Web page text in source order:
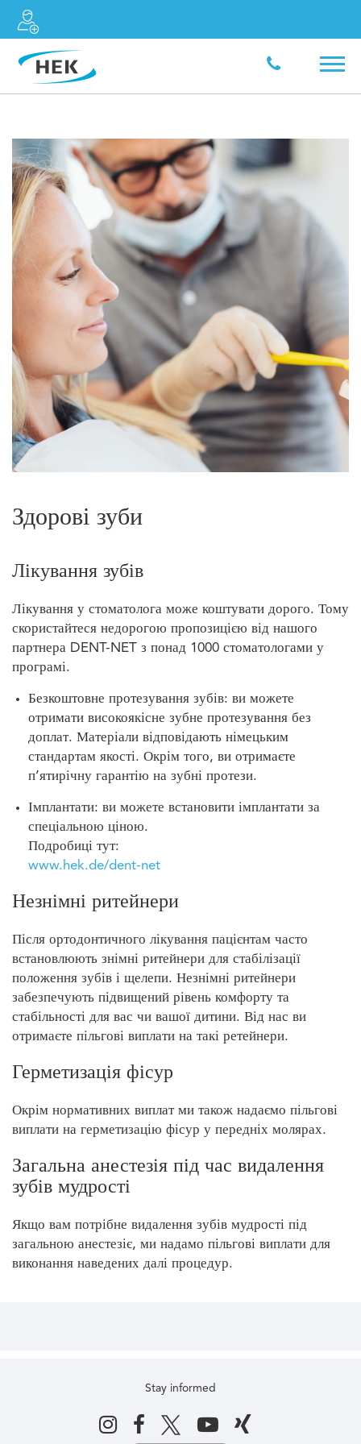
Здорові зуби
Лікування зубів
Лікування у стоматолога може коштувати дорого. Тому
скористайтеся недорогою пропозицією від нашого
партнера DENT-NET з понад 1000 стоматологами у
програмі.
Безкоштовне протезування зубів: ви можете
отримати високоякісне зубне протезування без
доплат. Матеріали відповідають німецьким
стандартам якості. Окрім того, ви отримаєте
п’ятирічну гарантію на зубні протези.
Імплантати: ви можете встановити імплантати за
спеціальною ціною.
Подробиці тут:
www.hek.de/dent-net
Незнімні ритейнери
Після ортодонтичного лікування пацієнтам часто
встановлюють знімні ритейнери для стабілізації
положення зубів і щелепи. Незнімні ритейнери
забезпечують підвищений рівень комфорту та
стабільності для вас чи вашої дитини. Від нас ви
отримаєте пільгові виплати на такі ретейнери.
Герметизація фісур
Окрім нормативних виплат ми також надаємо пільгові
виплати на герметизацію фісур у передніх молярах.
Загальна анестезія під час видалення
зубів мудрості
Якщо вам потрібне видалення зубів мудрості під
загальною анестезіє, ми надамо пільгові виплати для
виконання наведених далі процедур.
Stay informed